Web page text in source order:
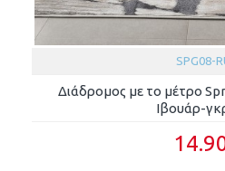
SPG08-
Διάδρομος με το μέτρο
Ιβουάρ-